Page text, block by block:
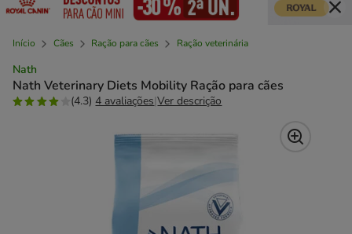
Início Cães Ração para cães Ração veterinária
Nath
Nath Veterinary Diets Mobility Ração para cães
(4.3) 4 avaliações|Ver descrição